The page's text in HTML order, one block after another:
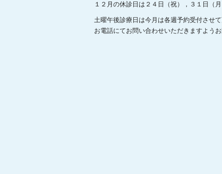
１２月の休診日は２４日（祝），３１日（
土曜午後診療日は今月は各週予約受付させ
お電話にてお問い合わせいただきますようお